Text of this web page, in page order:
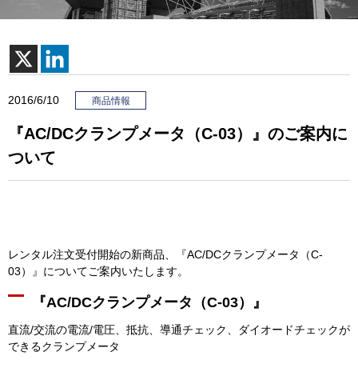
2016/6/10 商品情報
『AC/DCクランプメータ（C-03）』のご案内に
ついて
レンタル注文受付開始の新商品、『AC/DCクランプメータ（C-
03）』についてご案内いたします。
『AC/DCクランプメータ（C-03）』
直流/交流の電流/電圧、抵抗、導通チェック、ダイオードチェックが
できるクランプメータ